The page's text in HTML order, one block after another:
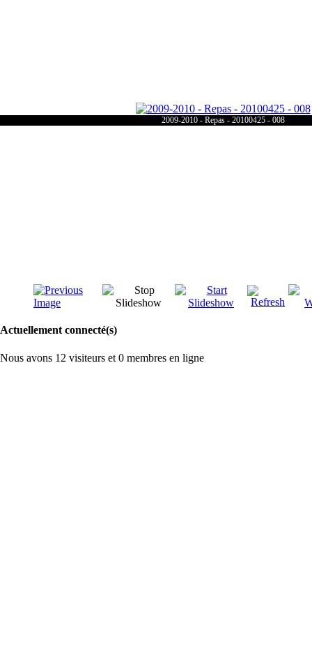
2009-2010 - Repas - 20100425 - 008
Actuellement connecté(s)
Nous avons 12 visiteurs et 0 membres en ligne